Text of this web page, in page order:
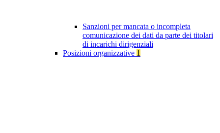
Sanzioni per mancata o incompleta
comunicazione dei dati da parte dei titolari
di incarichi dirigenziali
Posizioni organizzative 1